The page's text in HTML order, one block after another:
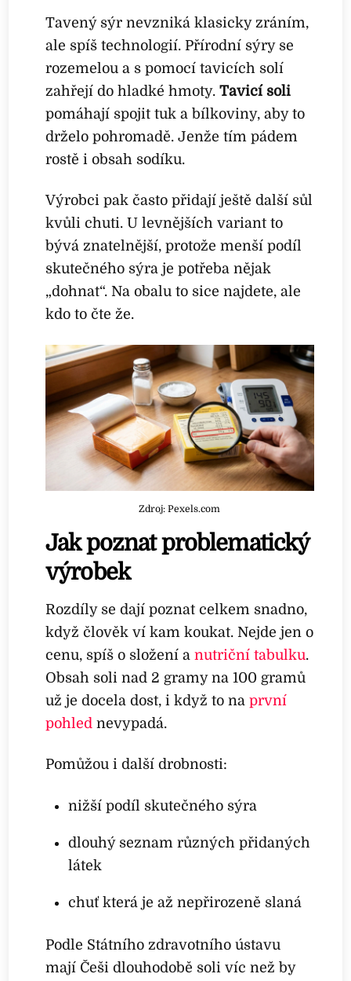
Tavený sýr nevzniká klasicky zráním,
ale spíš technologií. Přírodní sýry se
rozemelou a s pomocí tavicích solí
zahřejí do hladké hmoty.Tavicí soli
pomáhají spojit tuk a bílkoviny, aby to
drželo pohromadě. Jenže tím pádem
rostě i obsah sodíku.
Výrobci pak často přidají ještě další sůl
kvůli chuti. U levnějších variant to
bývá znatelnější, protože menší podíl
skutečného sýra je potřeba nějak
„dohnat“. Na obalu to sice najdete, ale
kdo to čte že.
Zdroj: Pexels.com
Jak poznat problematický
výrobek
Rozdíly se dají poznat celkem snadno,
když člověk ví kam koukat. Nejde jen o
cenu, spíš o složení anutriční tabulku.
Obsah soli nad 2 gramy na 100 gramů
už je docela dost, i když to naprvní
pohled nevypadá.
Pomůžou i další drobnosti:
nižší podíl skutečného sýra
dlouhý seznam různých přidaných
látek
chuť která je až nepřirozeně slaná
Podle Státního zdravotního ústavu
mají Češi dlouhodobě soli víc než by